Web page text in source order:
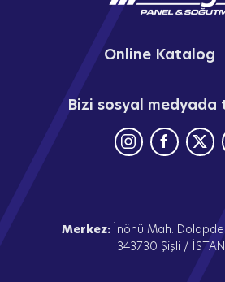
Online Katalog
Bizi sosyal
Merkez:İnönü Mah.
343730 Şişli /